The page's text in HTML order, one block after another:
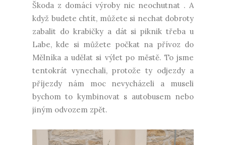
Škoda z domácí výroby nic neochutnat . A
když budete chtít, můžete si nechat dobroty
zabalit do krabičky a dát si piknik třeba u
Labe, kde si můžete počkat na přívoz do
Mělníka a udělat si výlet po městě. To jsme
tentokrát vynechali, protože ty odjezdy a
příjezdy nám moc nevycházeli a museli
bychom to kymbinovat s autobusem nebo
jiným odvozem zpět.